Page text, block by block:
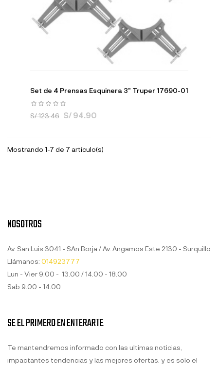
Set de 4 Prensas Esquinera 3" Truper 17690-01
S/ 123.46 S/ 94.90
Mostrando 1-7 de 7 artículo(s)
NOSOTROS
Av. San Luis 3041 - SAn Borja / Av. Angamos Este 2130 - Surquillo
Llámanos: 014923777
Lun - Vier 9.00 - 13.00 / 14.00 - 18.00
Sab 9.00 - 14.00
SE EL PRIMERO EN ENTERARTE
Te mantendremos informado con las ultimas noticias,
impactantes tendencias y las mejores ofertas. y es solo el